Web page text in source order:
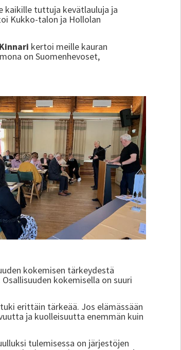
kaikille tuttuja kevätlauluja ja
Kukko-talon ja Hollolan
kertoi meille kauran
on Suomenhevoset,
kokemisen tärkeydestä
kokemisella on suuri
erittäin tärkeää. Jos elämässään
ja kuolleisuutta enemmän kuin
tulemisessa on järjestöjen